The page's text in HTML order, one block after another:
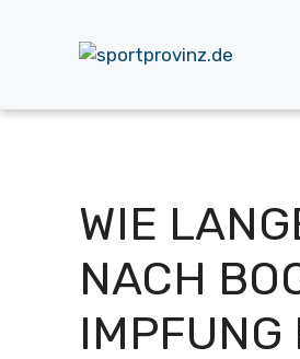
WIE
NACH
IMPFUNG